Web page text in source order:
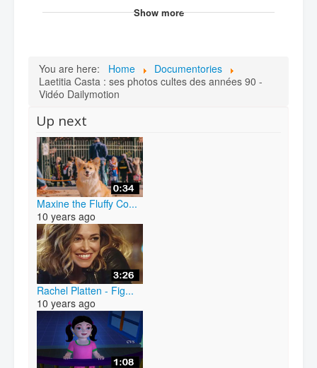
Show more
You are here: Home
Documentories
Laetitia Casta : ses photos cultes des années 90 -
Vidéo Dailymotion
Up next
Maxine the Fluffy Co...
10 years ago
Rachel Platten - Fig...
10 years ago